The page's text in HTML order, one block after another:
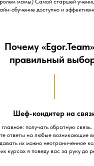
мамы) Самой старшей
обучение доступно и
Почему
правильный
получать обратную
ответы на любые возникающие
их можно неограниченное
курсах я поведу вас за руку до
Шеф-кондитер на